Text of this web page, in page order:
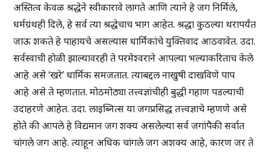
अस्तित्व केवळ श्रद्धेने स्वीकारावे लागते आणि त्याने हे जग निर्मिले,
धर्मग्रंथही दिले, हे सर्व त्या श्रद्धेचाच भाग आहेत. श्रद्धा कुठल्या थरापर्यंत
जाऊ शकते हे पाहायचे असल्यास धार्मिकांचे युक्तिवाद आठवावेत. उदा.
सर्वस्वाची होळी झाल्यावरही ते परमेश्वराने आपल्या भल्याकरिताच केले
आहे असे ‘खरे’ धार्मिक समजतात. त्याबद्दल नाखुषी दाखविणे पाप
आहे असे ते म्हणतात. मोठमोठ्या तत्त्वज्ञांचीही बुद्धी गहाण पडल्याची
उदाहरणे आहेत. उदा. लाइब्नित्स या जगप्रसिद्ध तत्त्वज्ञाचे म्हणणे असे
होते की आपले हे विद्यमान जग शक्य असलेल्या सर्व जगांपैकी सर्वात
चांगले जग आहे. त्याहून अधिक चांगले जग अशक्य आहे, कारण जर ते